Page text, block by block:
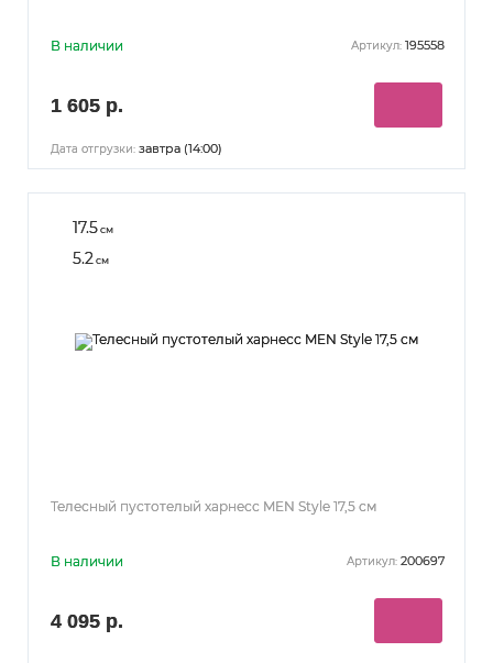
В наличии Артикул: 195558
1 605 р.
Дата отгрузки: завтра (14:00)
17.5см
5.2 см
Телесный пустотелый харнесс MEN Style 17,5 см
В наличии Артикул: 200697
4 095 р.